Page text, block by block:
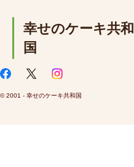
幸せのケーキ共和
国
© 2001 - 幸せのケーキ共和国